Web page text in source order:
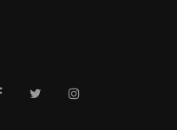
facebooktwitterinstagram